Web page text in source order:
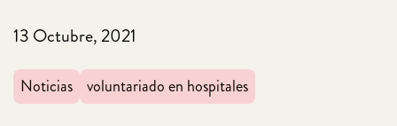
13 Octubre, 2021
Noticias voluntariado en hospitales